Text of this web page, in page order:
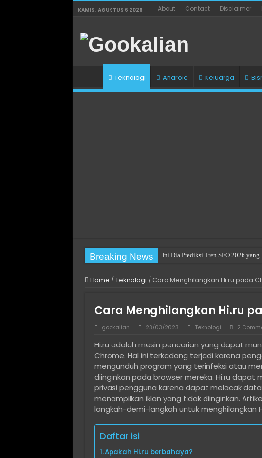
KAMIS , AGUSTUS 6 2026 About Contact Disclaimer
Teknologi Android Keluarga
Breaking News Ini Dia Prediksi Tren SEO 2026
Home / Teknologi / Cara Menghilangkan Hi.ru pada
Cara Menghilangkan Hi.ru
gookalian 23/03/2023 Teknologi 2
Hi.ru adalah mesin pencarian yang dapat
Chrome. Hal ini terkadang terjadi karena
mengunduh program yang terinfeksi atau
diinginkan pada browser mereka. Hi.ru dapat
privasi pengguna karena dapat melacak
menampilkan iklan yang tidak diinginkan.
langkah-demi-langkah untuk menghilangkan
Daftar isi
Apakah Hi.ru berbahaya?